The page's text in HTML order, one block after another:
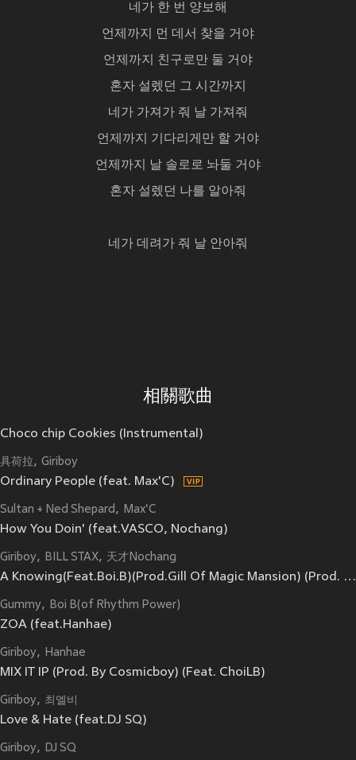
네가 한 번 양보해
언제까지 먼 데서 찾을 거야
언제까지 친구로만 둘 거야
혼자 설렜던 그 시간까지
네가 가져가 줘 날 가져줘
언제까지 기다리게만 할 거야
언제까지 날 솔로로 놔둘 거야
혼자 설렜던 나를 알아줘
네가 데려가 줘 날 안아줘
相關歌曲
Choco chip Cookies (Instrumental)
具荷拉 Giriboy
Ordinary People (feat. Max'C)
Sultan + Ned Shepard Max'C
How You Doin' (feat.VASCO, Nochang)
Giriboy BILL STAX 天才Nochang
A Knowing(Feat.Boi.B)(Prod.Gill Of Magic Mansion) (Prod. 길 Of 매직맨션)
Gummy Boi B(of Rhythm Power)
ZOA (feat.Hanhae)
Giriboy Hanhae
MIX IT IP (Prod. By Cosmicboy) (Feat. ChoiLB)
Giriboy 최엘비
Love & Hate (feat.DJ SQ)
Giriboy DJ SQ